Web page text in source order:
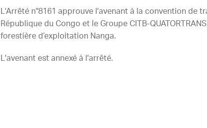
L'Arrêté n°8161 approuve l'avenant à la convention
République du Congo et le Groupe CITB-
forestière d’exploitation Nanga.
L'avenant est annexé à l'arrêté.